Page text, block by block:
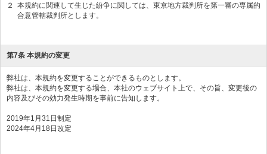
２
本規約に関連して生じた紛争に関しては、東京地方裁判所を第一審の専属的
合意管轄裁判所とします。
第7条 本規約の変更
弊社は、本規約を変更することができるものとします。
弊社は、本規約を変更する場合、本社のウェブサイト上で、その旨、変更後の
内容及びその効力発生時期を事前に告知します。
2019年1月31日制定
2024年4月18日改定